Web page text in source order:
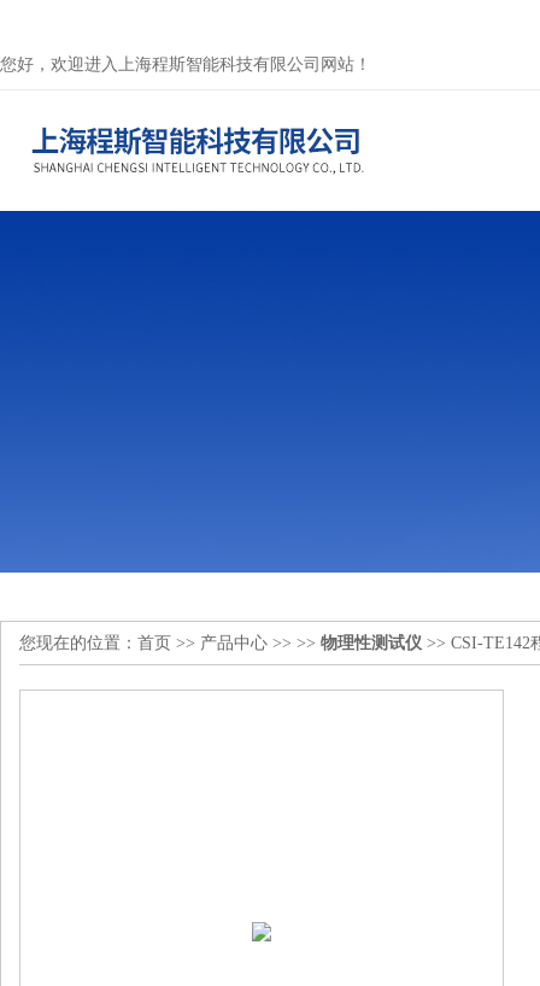
您好，欢迎进入上海程斯智能科技有限公司网站！
您现在的位置： 首页 >> 产品中心 >> >> 物理性测试仪 >> CSI-TE142